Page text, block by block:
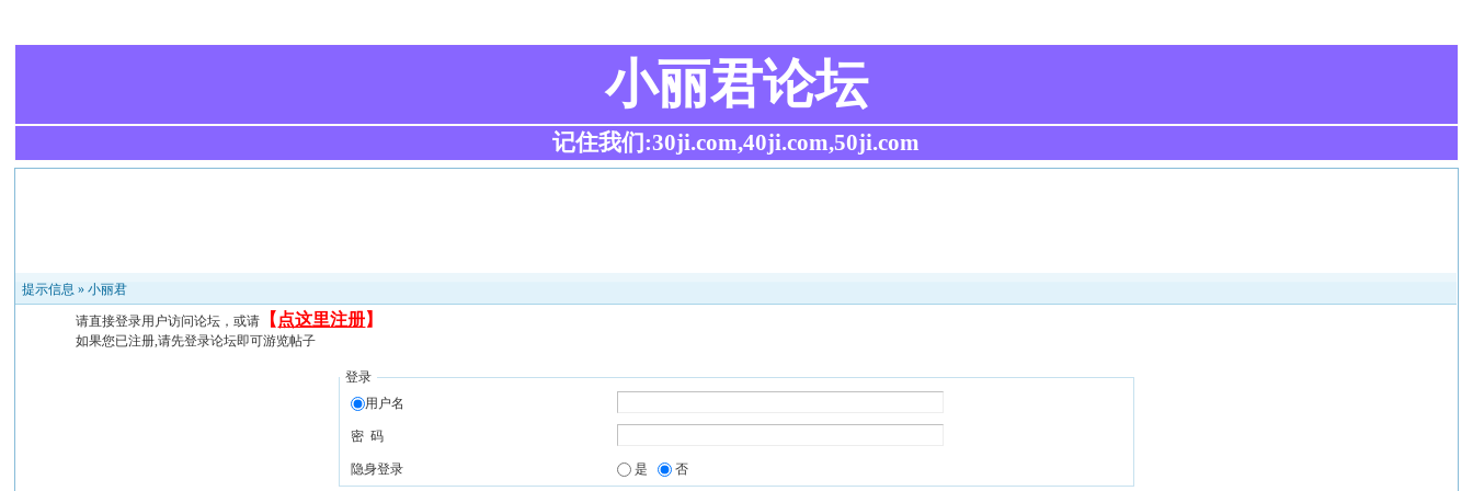
小丽君论坛
记住我们:30ji.com,40ji.com,50ji.com
提示信息 »小丽君
请直接登录用户访问论坛，或请 【 点这里注册】
如果您已注册,请先登录论坛即可游览帖子
登录
用户名
密 码
隐身登录 是 否